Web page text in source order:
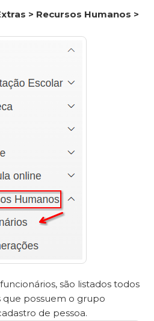
> Recursos Humanos >
são listados todos
que possuem o grupo
de pessoa.